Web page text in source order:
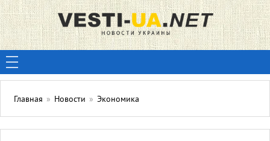
Главная » Новости » Экономика